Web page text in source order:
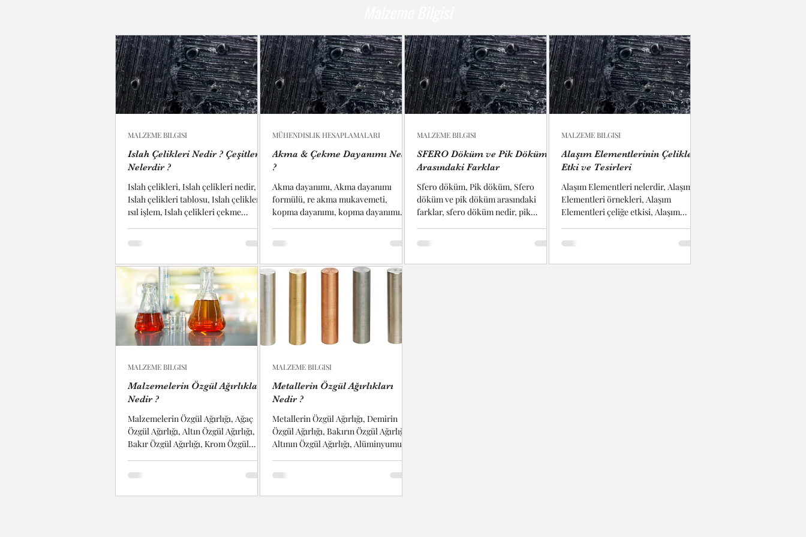
Islah Çelikleri Nedir ? Çeşitleri
Nelerdir ?
Islah çelikleri, Islah çelikleri nedir,
Islah çelikleri tablosu, Islah çelikleri
ısıl işlem, Islah çelikleri çekme
MALZEME BILGISI
Akma & Çekme Dayanımı Nedir
?
Akma dayanımı, Akma dayanımı
formülü, re akma mukavemeti,
kopma dayanımı, kopma dayanımı
MÜHENDISLIK HESAPLAMALARI
SFERO Döküm ve Pik Döküm
Arasındaki Farklar
Sfero döküm, Pik döküm, Sfero
döküm ve pik döküm arasındaki
farklar, sfero döküm nedir, pik
MALZEME BILGISI
Alaşım Elementlerinin Çeliklere
Etki ve Tesirleri
Alaşım Elementleri nelerdir, Alaşım
Elementleri örnekleri, Alaşım
Elementleri çeliğe etkisi, Alaşım
MALZEME BILGISI
Malzemelerin Özgül Ağırlıkları
Nedir ?
Malzemelerin Özgül Ağırlığı, Ağaç
Özgül Ağırlığı, Altın Özgül Ağırlığı,
Bakır Özgül Ağırlığı, Krom Özgül
MALZEME BILGISI
Metallerin Özgül Ağırlıkları
Nedir ?
Metallerin Özgül Ağırlığı, Demirin
Özgül Ağırlığı, Bakırın Özgül Ağırlığı,
Altının Özgül Ağırlığı, Alüminyumun
MALZEME BILGISI